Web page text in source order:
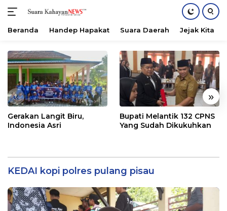
konten
Beranda Handep Hapakat Suara Daerah Jejak Kita
« »
Gerakan Langit Biru,
Indonesia Asri
Bupati Melantik 132 CPNS
Yang Sudah Dikukuhkan
KEDAI kopi polres pulang pisau